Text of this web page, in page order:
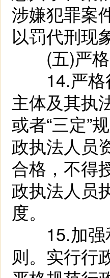
涉嫌犯罪案
以罚代刑现
(五)严格
14.严格
主体及其执
或者“三定”
政执法人员
合格，不得
政执法人员
度。
15.加强
则。实行行